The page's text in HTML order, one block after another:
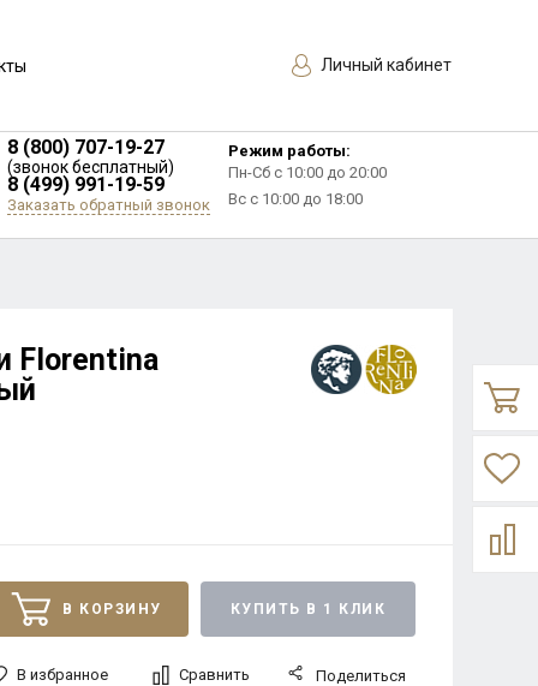
Личный кабинет
8 (800) 707-19-27
(звонок бесплатный)
8 (499) 991-19-59
Заказать обратный звонок
Режим работы:
Пн-Сб с 10:00 до 20:00
Вс с 10:00 до 18:00
Florentina
В КОРЗИНУ КУПИТЬ В 1 КЛИК
В избранное Сравнить Поделиться